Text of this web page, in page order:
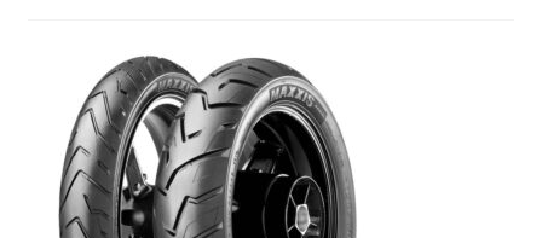
Kontakti